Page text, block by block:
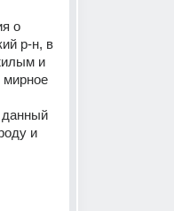
о
р-н, в
и
мирное
данный
и